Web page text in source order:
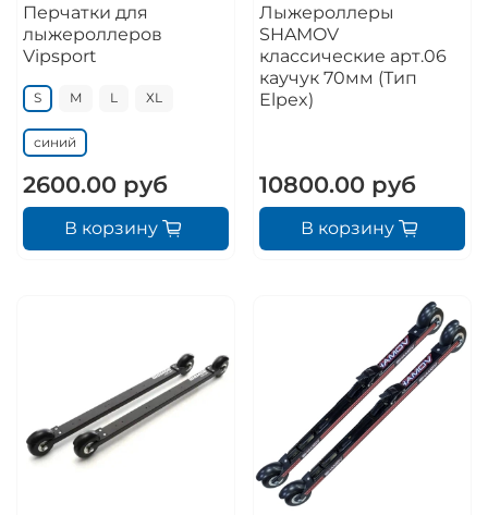
Перчатки для
лыжероллеров
Vipsport
S M L ХL
синий
2600.00 руб
В корзину
Лыжероллеры
SHAMOV
классические арт.06
каучук 70мм (Тип
Elpex)
10800.00 руб
В корзину